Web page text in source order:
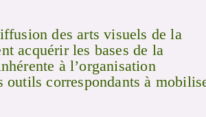
des arts visuels de la
acquérir les bases de la
à l’organisation
outils correspondants à